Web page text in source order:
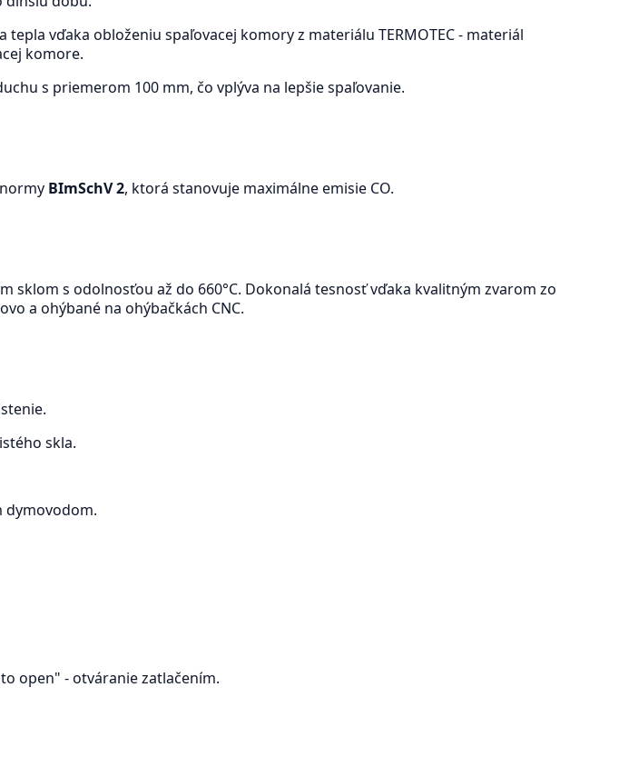
vďaka obloženiu spaľovacej komory z materiálu TERMOTEC - materiál
komore.
s priemerom 100 mm, čo vplýva na lepšie spaľovanie.
BImSchV 2, ktorá stanovuje maximálne emisie CO.
sklom s odolnosťou až do 660°C. Dokonalá tesnosť vďaka kvalitným zvarom zo
a ohýbané na ohýbačkách CNC.
skla.
dymovodom.
open" - otváranie zatlačením.